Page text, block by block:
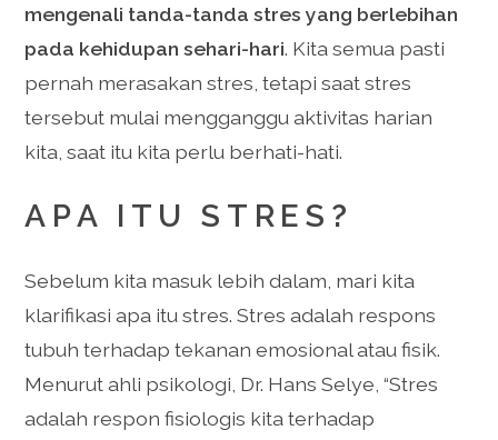
mengenali tanda-tanda stres yang berlebihan
pada kehidupan sehari-hari. Kita semua pasti
pernah merasakan stres, tetapi saat stres
tersebut mulai mengganggu aktivitas harian
kita, saat itu kita perlu berhati-hati.
APA ITU STRES?
Sebelum kita masuk lebih dalam, mari kita
klarifikasi apa itu stres. Stres adalah respons
tubuh terhadap tekanan emosional atau fisik.
Menurut ahli psikologi, Dr. Hans Selye, “Stres
adalah respon fisiologis kita terhadap